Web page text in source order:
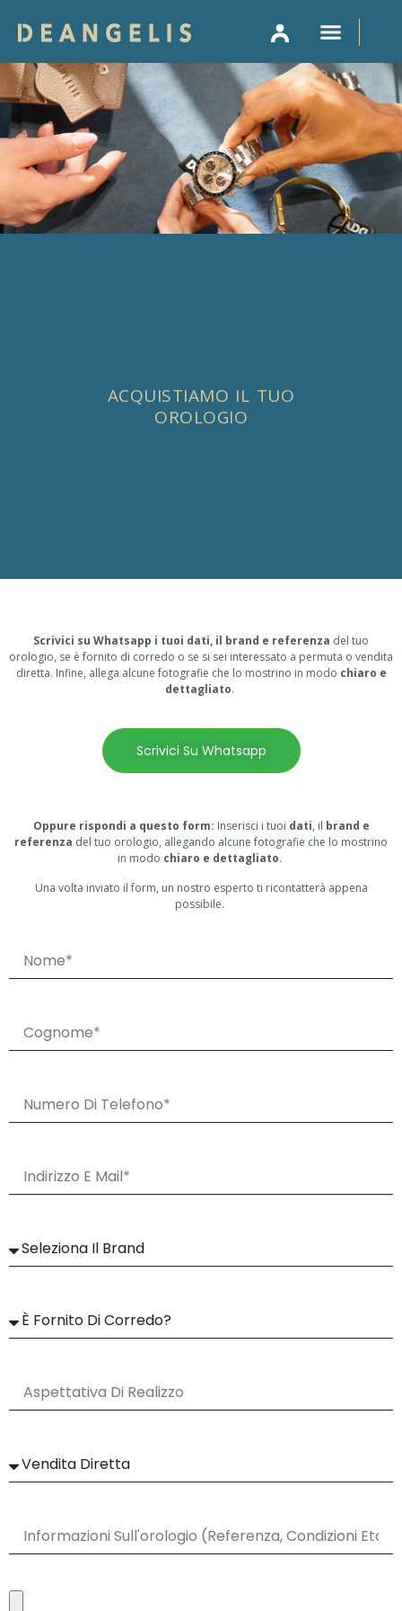
ACQUISTIAMO IL TUO
OROLOGIO
Scrivici su Whatsapp i tuoi dati, il brand e referenza del tuo
orologio, se è fornito di corredo o se si sei interessato a permuta o vendita
diretta. Infine, allega alcune fotografie che lo mostrino in modo chiaro e
dettagliato.
Scrivici Su Whatsapp
Oppure rispondi a questo form: Inserisci i tuoi dati, il brand e
referenza del tuo orologio, allegando alcune fotografie che lo mostrino
in modo chiaro e dettagliato.
Una volta inviato il form, un nostro esperto ti ricontatterà appena
possibile.